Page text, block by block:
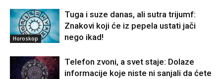
Horoskop
Tuga i suze danas, ali sutra trijumf:
Znakovi koji će iz pepela ustati jači
nego ikad!
Telefon zvoni, a svet staje: Dolaze
informacije koje niste ni sanjali da ćete